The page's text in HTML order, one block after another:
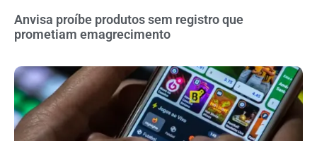
Anvisa proíbe produtos sem registro que
prometiam emagrecimento